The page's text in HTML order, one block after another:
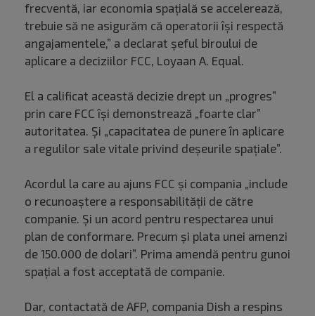
frecventă, iar economia spaţială se accelerează,
trebuie să ne asigurăm că operatorii îşi respectă
angajamentele,” a declarat şeful biroului de
aplicare a deciziilor FCC, Loyaan A. Equal.
El a calificat această decizie drept un „progres”
prin care FCC îşi demonstrează „foarte clar”
autoritatea. Și „capacitatea de punere în aplicare
a regulilor sale vitale privind deşeurile spaţiale”.
Acordul la care au ajuns FCC şi compania „include
o recunoaştere a responsabilităţii de către
companie. Și un acord pentru respectarea unui
plan de conformare. Precum şi plata unei amenzi
de 150.000 de dolari”. Prima amendă pentru gunoi
spațial a fost acceptată de companie.
Dar, contactată de AFP, compania Dish a respins